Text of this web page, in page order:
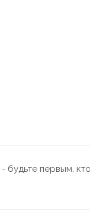
будьте первым,